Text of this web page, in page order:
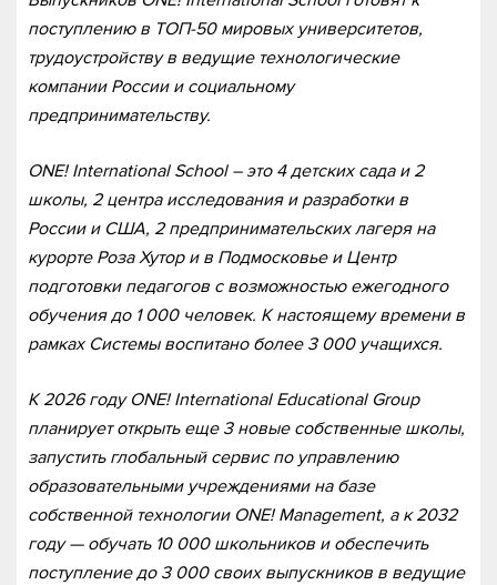
поступлению в ТОП-50 мировых университетов,
трудоустройству в ведущие технологические
компании России и социальному
предпринимательству.
ONE! International School – это 4 детских сада и 2
школы, 2 центра исследования и разработки в
России и США, 2 предпринимательских лагеря на
курорте Роза Хутор и в Подмосковье и Центр
подготовки педагогов с возможностью ежегодного
обучения до 1 000 человек. К настоящему времени в
рамках Системы воспитано более 3 000 учащихся.
К 2026 году ONE! International Educational Group
планирует открыть еще 3 новые собственные школы,
запустить глобальный сервис по управлению
образовательными учреждениями на базе
собственной технологии ONE! Management, а к 2032
году — обучать 10 000 школьников и обеспечить
поступление до 3 000 своих выпускников в ведущие